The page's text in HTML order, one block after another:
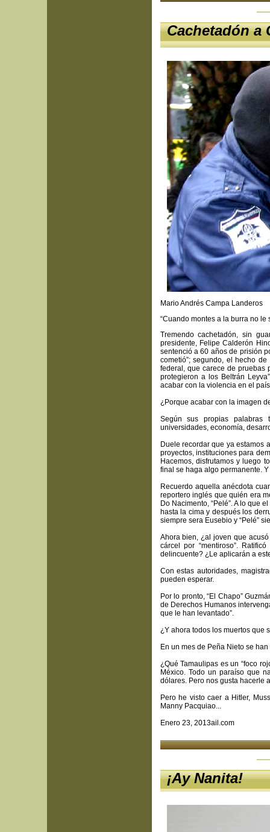
Cachetadón a
Mario Andrés Campa Landeros
“Cuando montes a la burra no le
Tremendo cachetadón, sin
presidente, Felipe Calderón
sentenció a 60 años de prisión
cometió”; segundo, el hecho
federal, que carece de pruebas
protegieron a los Beltrán
acabar con la violencia en el
¿Porque acabar con la imagen
Según sus propias palabras
universidades, economía,
Duele recordar que ya estamos
proyectos, instituciones para
Hacemos, disfrutamos y luego
final se haga algo permanente.
Recuerdo aquella anécdota
reportero inglés que quién era
Do Nacimento, “Pelé”. A lo que
hasta la cima y después los
siempre sera Eusebio y “Pelé”
Ahora bien, ¿al joven que
cárcel por “mentiroso”.
delincuente? ¿Le aplicarán a
Con estas autoridades,
pueden esperar.
Por lo pronto, “El Chapo”
de Derechos Humanos
que le han levantado”.
¿Y ahora todos los muertos que
En un mes de Peña Nieto se
¿Qué Tamaulipas es un “foco
México. Todo un paraíso que
dólares. Pero nos gusta hacerle
Pero he visto caer a Hitler,
Manny Pacquiao...
Enero 23, 2013ail.com
¡Ay Nanita!